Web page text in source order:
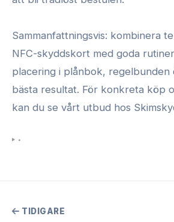
Sammanfattningsvis: kombinera
NFC-skyddskort med goda
placering i plånbok, regelbunden
bästa resultat. För konkreta köp
kan du se vårt utbud hos
•
TIDIGARE